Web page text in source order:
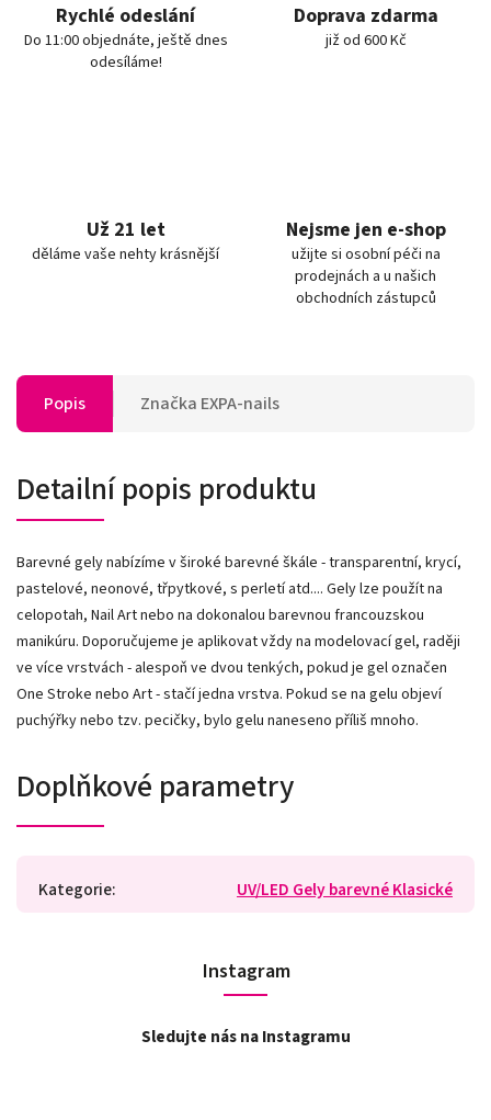
Rychlé odeslání
Do 11:00 objednáte, ještě dnes
odesíláme!
Doprava zdarma
již od 600 Kč
Už 21 let
děláme vaše nehty krásnější
Nejsme jen e-shop
užijte si osobní péči na
prodejnách a u našich
obchodních zástupců
Popis Značka EXPA-nails
Detailní popis produktu
Barevné gely nabízíme v široké barevné škále - transparentní, krycí,
pastelové, neonové, třpytkové, s perletí atd.... Gely lze použít na
celopotah, Nail Art nebo na dokonalou barevnou francouzskou
manikúru. Doporučujeme je aplikovat vždy na modelovací gel, raději
ve více vrstvách - alespoň ve dvou tenkých, pokud je gel označen
One Stroke nebo Art - stačí jedna vrstva. Pokud se na gelu objeví
puchýřky nebo tzv. pecičky, bylo gelu naneseno příliš mnoho.
Doplňkové parametry
Kategorie: UV/LED Gely barevné Klasické
Instagram
Sledujte nás na Instagramu